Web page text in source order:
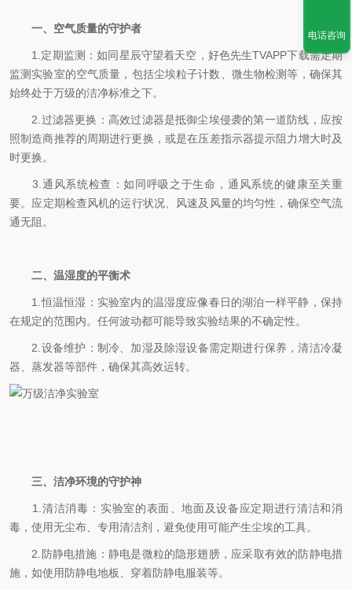
一、空气质量的守护者
1.定期监测：如同星辰守望着天空，好色先生TVAPP下载需定期
监测实验室的空气质量，包括尘埃粒子计数、微生物检测等，确保其
始终处于万级的洁净标准之下。
2.过滤器更换：高效过滤器是抵御尘埃侵袭的第一道防线，应按
照制造商推荐的周期进行更换，或是在压差指示器提示阻力增大时及
时更换。
3.通风系统检查：如同呼吸之于生命，通风系统的健康至关重
要。应定期检查风机的运行状况、风速及风量的均匀性，确保空气流
通无阻。
二、温湿度的平衡术
1.恒温恒湿：实验室内的温湿度应像春日的湖泊一样平静，保持
在规定的范围内。任何波动都可能导致实验结果的不确定性。
2.设备维护：制冷、加湿及除湿设备需定期进行保养，清洁冷凝
器、蒸发器等部件，确保其高效运转。
三、洁净环境的守护神
1.清洁消毒：实验室的表面、地面及设备应定期进行清洁和消
毒，使用无尘布、专用清洁剂，避免使用可能产生尘埃的工具。
2.防静电措施：静电是微粒的隐形翅膀，应采取有效的防静电措
施，如使用防静电地板、穿着防静电服装等。
电话咨询